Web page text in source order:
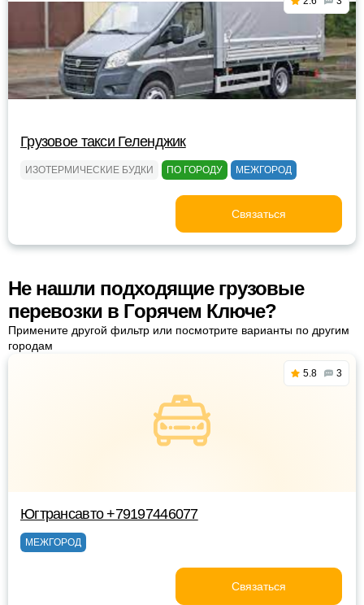
Грузовое такси Геленджик
ИЗОТЕРМИЧЕСКИЕ БУДКИ ПО ГОРОДУ МЕЖГОРОД
Связаться
Не нашли подходящие грузовые
перевозки в Горячем Ключе?
Примените другой фильтр или посмотрите варианты по другим
городам
5.8 3
Югтрансавто +79197446077
МЕЖГОРОД
Связаться